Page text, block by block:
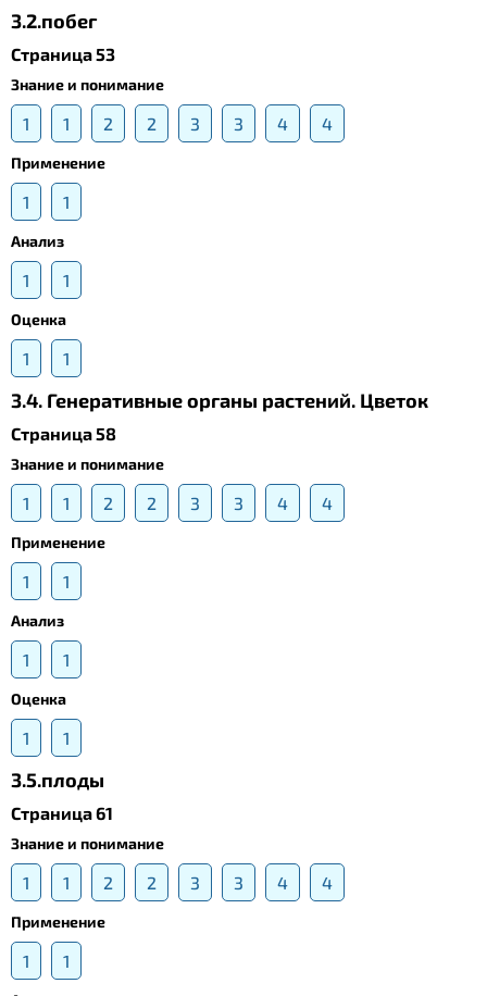
3.2.побег
Страница 53
Знание и понимание
1 1 2 2 3 3 4 4
Применение
1 1
Анализ
1 1
Оценка
1 1
3.4. Генеративные органы растений. Цветок
Страница 58
Знание и понимание
1 1 2 2 3 3 4 4
Применение
1 1
Анализ
1 1
Оценка
1 1
3.5.плоды
Страница 61
Знание и понимание
1 1 2 2 3 3 4 4
Применение
1 1